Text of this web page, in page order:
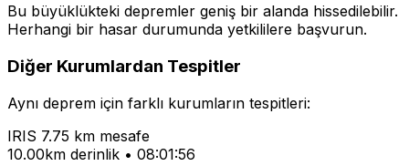
Bu büyüklükteki depremler geniş bir alanda hissedilebilir.
Herhangi bir hasar durumunda yetkililere başvurun.
Diğer Kurumlardan Tespitler
Aynı deprem için farklı kurumların tespitleri:
IRIS 7.75 km mesafe
10.00km derinlik • 08:01:56